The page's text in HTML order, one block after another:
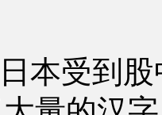
本受到